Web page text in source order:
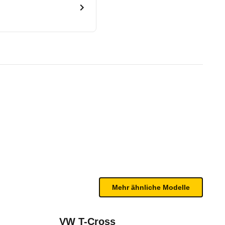
Fahrzeug.
sind, entnehmen Sie bitte dem Rückruf, da
in der ersten und zweiten
VW T-Cross
Mehr ähnliche Modelle